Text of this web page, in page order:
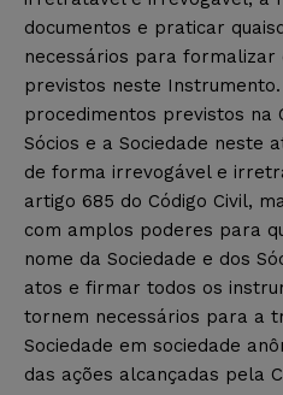
documentos e praticar
necessários para formalizar
previstos neste
procedimentos previstos na
Sócios e a Sociedade neste
de forma irrevogável e
artigo 685 do Código Civil,
com amplos poderes para
nome da Sociedade e dos
atos e firmar todos os
tornem necessários para a
Sociedade em sociedade
das ações alcançadas pela